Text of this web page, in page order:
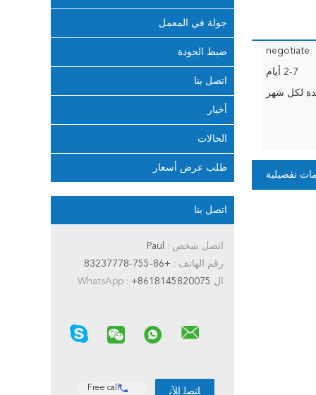
جولة في المعمل
ضبط الجودة
اتصل بنا
أخبار
الحالات
طلب عرض أسعار
اتصل بنا
اتصل شخص :
رقم الهاتف : +86-755-83237778
ال WhatsApp : +8618145820075
Free call
negotiate
2-7 أيام
تفصيلية